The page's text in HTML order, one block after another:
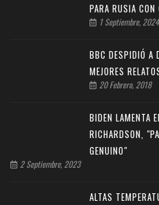
PARA RUSIA
1 Septiembre, 2024
BBC DESPIDIÓ A
MEJORES
20 Febrero, 2018
BIDEN LAMENTA
RICHARDSON,
GENUINO"
2 Septiembre, 2023
ALTAS